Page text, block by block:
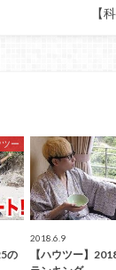
【
ー
の
2018.6.9
【ハウツー】